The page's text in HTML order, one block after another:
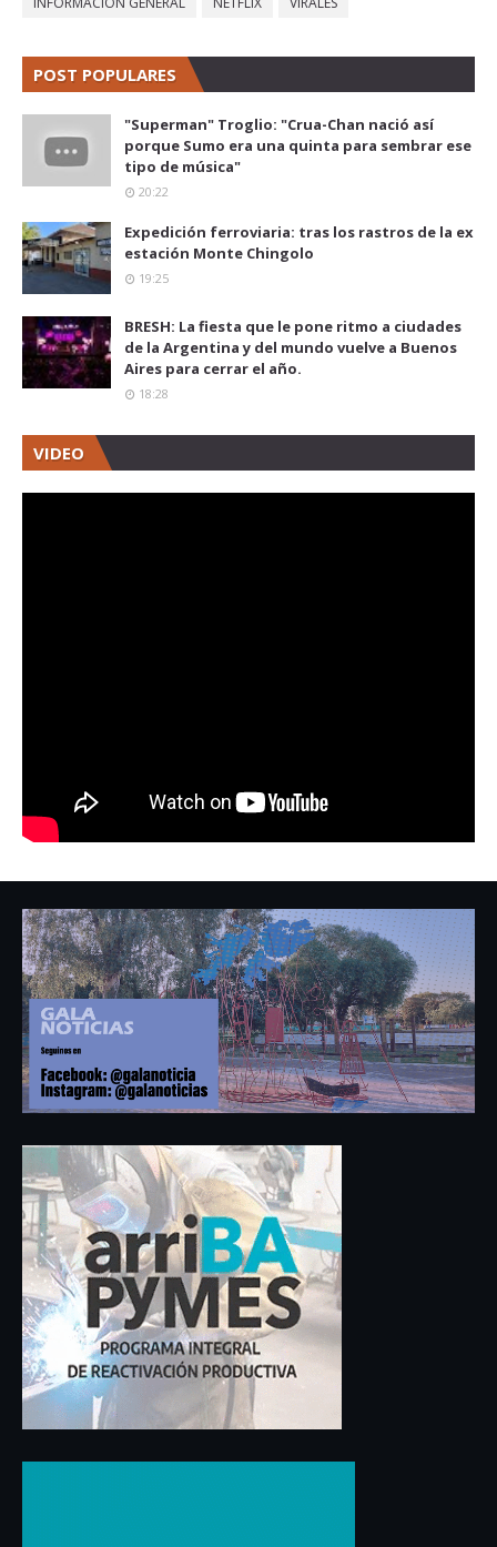
POST POPULARES
"Superman" Troglio: "Crua-Chan nació así
porque Sumo era una quinta para sembrar ese
tipo de música"
20:22
Expedición ferroviaria: tras los rastros de la ex
estación Monte Chingolo
19:25
BRESH: La fiesta que le pone ritmo a ciudades
de la Argentina y del mundo vuelve a Buenos
Aires para cerrar el año.
18:28
VIDEO